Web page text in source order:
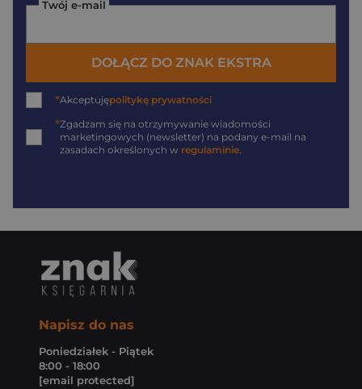
Twój e-mail
DOŁĄCZ DO ZNAK EKSTRA
*Akceptujępolitykę prywatności
*Zgadzam się na otrzymywanie wiadomości
marketingowych (newsletter) na podany e-mail na
zasadach określonych w regulaminie.
Napisz do nas
Poniedziałek - Piątek
8:00 - 18:00
[email protected]